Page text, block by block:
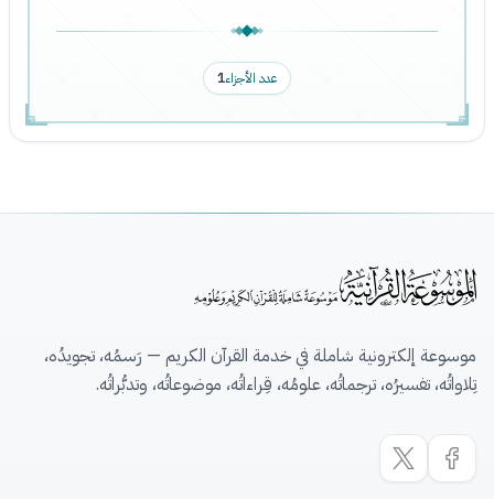
عدد الأجزاء1
موسوعة إلكترونية شاملة في خدمة القرآن الكريم — رَسمُه، تجويدُه،
تِلاواتُه، تفسيرُه، ترجماتُه، علومُه، قِراءاتُه، موضوعاتُه، وتدبُّراتُه.